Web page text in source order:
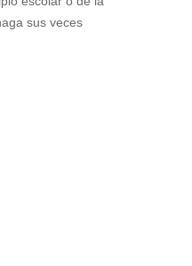
sus veces